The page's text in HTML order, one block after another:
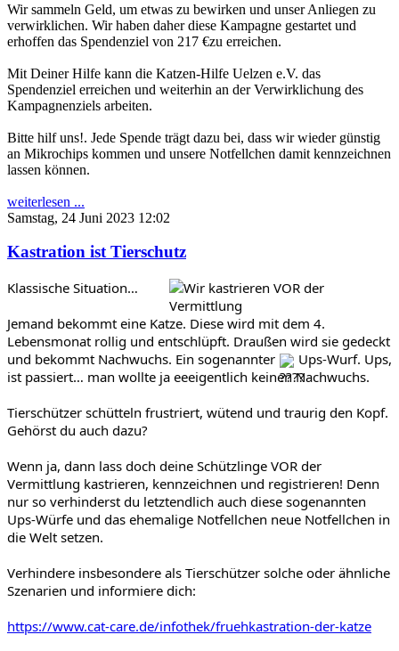
Wir sammeln Geld, um etwas zu bewirken und unser Anliegen zu
verwirklichen. Wir haben daher diese Kampagne gestartet und
erhoffen das Spendenziel von 217 €zu erreichen.
Mit Deiner Hilfe kann die Katzen-Hilfe Uelzen e.V. das
Spendenziel erreichen und weiterhin an der Verwirklichung des
Kampagnenziels arbeiten.
Bitte hilf uns!. Jede Spende trägt dazu bei, dass wir wieder günstig
an Mikrochips kommen und unsere Notfellchen damit kennzeichnen
lassen können.
weiterlesen ...
Samstag, 24 Juni 2023 12:02
Kastration ist Tierschutz
Klassische Situation…
Jemand bekommt eine Katze. Diese wird mit dem 4.
Lebensmonat rollig und entschlüpft. Draußen wird sie gedeckt
und bekommt Nachwuchs. Ein sogenannter
Ups-Wurf. Ups,
ist passiert… man wollte ja eeeigentlich keinen Nachwuchs.
Tierschützer schütteln frustriert, wütend und traurig den Kopf.
Gehörst du auch dazu?
Wenn ja, dann lass doch deine Schützlinge VOR der
Vermittlung kastrieren, kennzeichnen und registrieren! Denn
nur so verhinderst du letztendlich auch diese sogenannten
Ups-Würfe und das ehemalige Notfellchen neue Notfellchen in
die Welt setzen.
Verhindere insbesondere als Tierschützer solche oder ähnliche
Szenarien und informiere dich:
https://www.cat-care.de/infothek/fruehkastration-der-katze